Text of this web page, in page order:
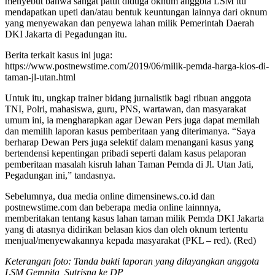
mendapatkan upeti dan/atau bentuk keuntungan lainnya dari oknum
yang menyewakan dan penyewa lahan milik Pemerintah Daerah
DKI Jakarta di Pegadungan itu.
Berita terkait kasus ini juga:
https://www.postnewstime.com/2019/06/milik-pemda-harga-kios-di-
taman-jl-utan.html
Untuk itu, ungkap trainer bidang jurnalistik bagi ribuan anggota
TNI, Polri, mahasiswa, guru, PNS, wartawan, dan masyarakat
umum ini, ia mengharapkan agar Dewan Pers juga dapat memilah
dan memilih laporan kasus pemberitaan yang diterimanya. “Saya
berharap Dewan Pers juga selektif dalam menangani kasus yang
bertendensi kepentingan pribadi seperti dalam kasus pelaporan
pemberitaan masalah kisruh lahan Taman Pemda di Jl. Utan Jati,
Pegadungan ini,” tandasnya.
Sebelumnya, dua media online dimensinews.co.id dan
postnewstime.com dan beberapa media online lainnnya,
memberitakan tentang kasus lahan taman milik Pemda DKI Jakarta
yang di atasnya didirikan belasan kios dan oleh oknum tertentu
menjual/menyewakannya kepada masyarakat (PKL – red). (Red)
Keterangan foto: Tanda bukti laporan yang dilayangkan anggota
LSM Gempita, Sutrisna ke DP